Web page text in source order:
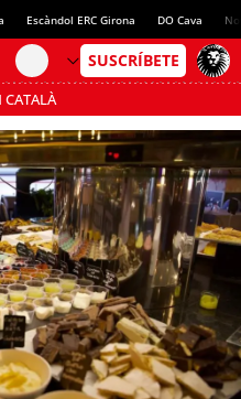
Escàndol ERC Girona DO Cava
CATALÀ